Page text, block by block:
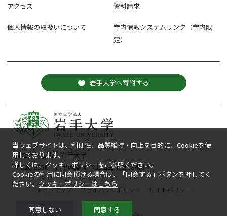
国立大学法人 岩手大学
〒020-8550 岩手県盛岡市上田三丁目18番8号
サイトマップ プライバシーポリシー サイトポリシー
アクセス 資料請求
個人情報の取扱いについて
学内情報システムリンク（学内限
定）
岩手大学へ寄附する
当ウェブサイトは、利便性、品質維持・向上を目的に、Cookieを使
用しております。
詳しくは、クッキーポリシーをご参照ください。
Cookieの利用に同意頂ける場合は、「同意する」ボタンを押してく
ださい。 クッキーポリシーはこちら
同意しない 同意する